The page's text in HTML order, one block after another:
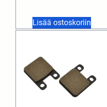
Lisää ostoskoriin